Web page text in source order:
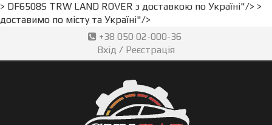
> DF6508S TRW LAND ROVER з доставкою по Україні"/> >
доставимо по місту та Україні"/>
+38 050 02-000-36
Вхід / Реєстрація